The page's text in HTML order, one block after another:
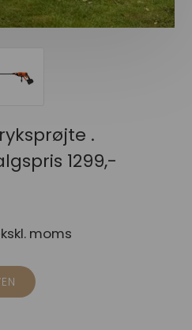
.
1299,-
moms